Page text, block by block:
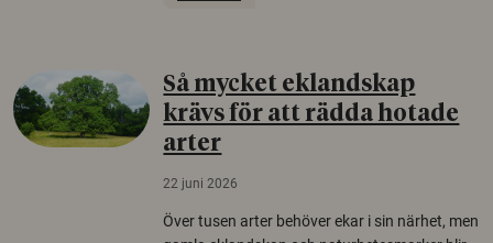
Så mycket eklandskap
krävs för att rädda hotade
arter
22 juni 2026
Över tusen arter behöver ekar i sin närhet, men